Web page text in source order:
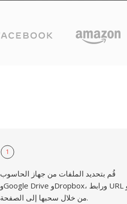
1
قُم بتحديد الملفات من جهاز الحاسوب
وGoogle Drive وDropbox، ورابط URL أو
من خلال سحبها إلى الصفحة.